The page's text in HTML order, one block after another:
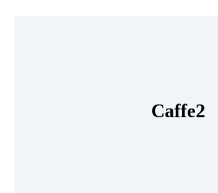
Caffe2